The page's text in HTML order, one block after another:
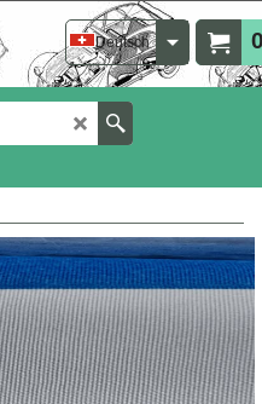
0
Deutsch